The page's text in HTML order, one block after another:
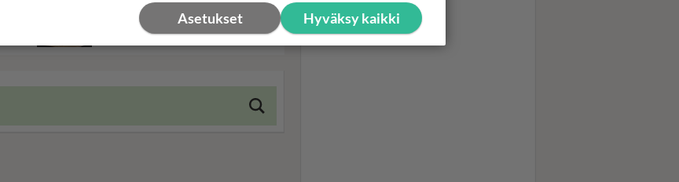
Amerikkalaiset pannukakut
eivät jätä ketään nälkäiseksi.
Hyväksy kaikki
Asetukset